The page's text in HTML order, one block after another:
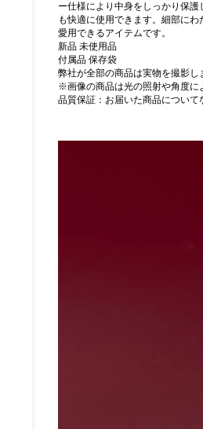
ー仕様により中身をしっかり保
も快適に使用できます。細部に
愛用できるアイテムです。
新品 未使用品
付属品 保存袋
弊社が全部の商品は実物を撮影し
※画像の商品は光の照射や角度に
品質保証：お届いた商品について